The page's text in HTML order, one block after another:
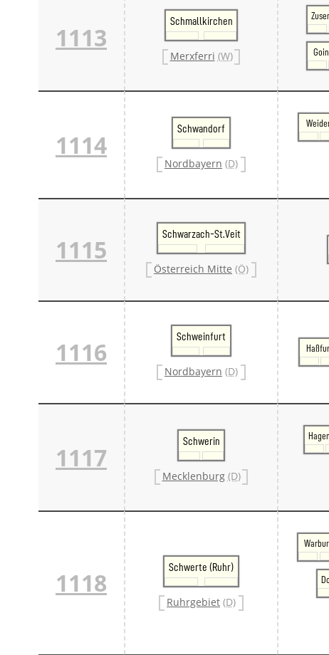
1113
Schmallkirchen
Merxferri (W)
1114
Schwandorf
Nordbayern (D)
1115
Schwarzach-St.Veit
Österreich Mitte (Ö)
1116
Schweinfurt
Nordbayern (D)
1117
Schwerin
Mecklenburg (D)
1118
Schwerte (Ruhr)
Ruhrgebiet (D)